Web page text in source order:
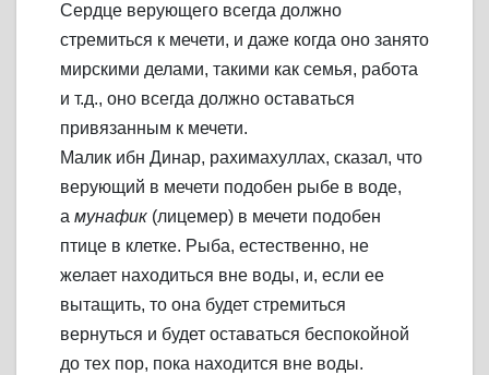
Сердце верующего всегда должно
стремиться к мечети, и даже когда оно занято
мирскими делами, такими как семья, работа
и т.д., оно всегда должно оставаться
привязанным к мечети.
Малик ибн Динар, рахимахуллах, сказал, что
верующий в мечети подобен рыбе в воде,
а мунафик (лицемер) в мечети подобен
птице в клетке. Рыба, естественно, не
желает находиться вне воды, и, если ее
вытащить, то она будет стремиться
вернуться и будет оставаться беспокойной
до тех пор, пока находится вне воды.